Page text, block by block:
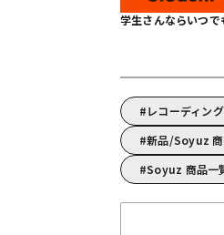
学生さんならいつ
レコーディン
新品/Soyuz 商
Soyuz 商品一